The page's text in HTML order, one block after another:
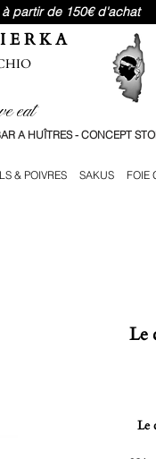
partir de 150€ d'achat
R K A
eat
A HUÎTRES - CONCEPT
& POIVRES SAKUS FOIE
Le
Le